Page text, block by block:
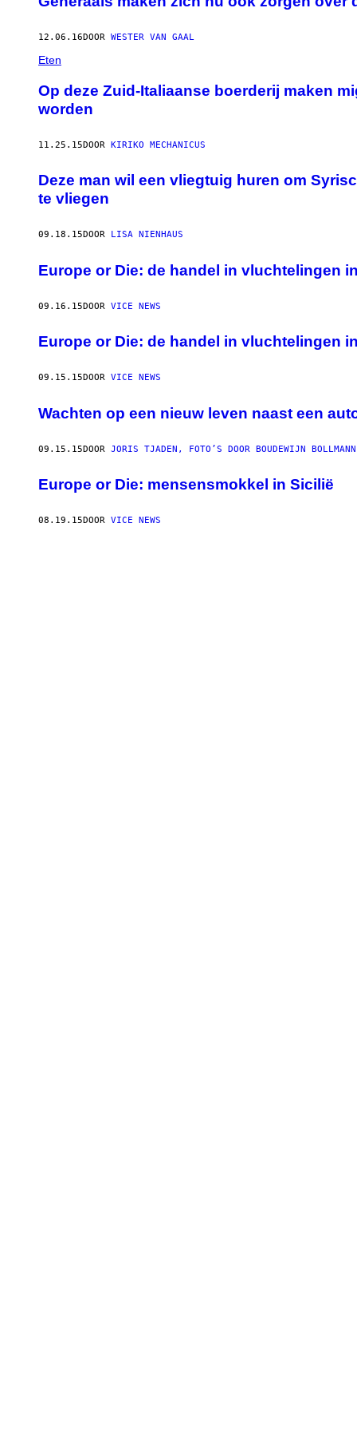
12.06.16DOOR WESTER VAN GAAL
Eten
Op deze Zuid-Italiaanse boerderij maken
worden
11.25.15DOOR KIRIKO MECHANICUS
Deze man wil een vliegtuig huren om
te vliegen
09.18.15DOOR LISA NIENHAUS
Europe or Die: de handel in vluchtelingen
09.16.15DOOR VICE NEWS
Europe or Die: de handel in vluchtelingen
09.15.15DOOR VICE NEWS
Wachten op een nieuw leven naast een
09.15.15DOOR JORIS TJADEN, FOTO’S DOOR BOUDEWIJN BOLLMANN
Europe or Die: mensensmokkel in Sicilië
08.19.15DOOR VICE NEWS